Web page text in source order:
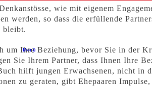
Menü
wie mit eigenem
werden, so dass die erfüllende
bleibt.
um Ihre Beziehung, bevor Sie in der
Sie Ihrem Partner, dass Ihnen Ihre
hilft jungen Erwachsenen, nicht in
zu geraten, gibt Ehepaaren